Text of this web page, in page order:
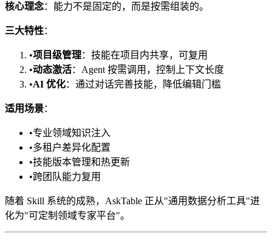
核心理念：能力不是固定的，而是按需组装的。
三大特性：
•项目级管理：技能在项目内共享，可复用
•动态激活：Agent 按需调用，控制上下文长度
•AI 优化：通过对话完善技能，降低编辑门槛
适用场景：
•专业领域知识注入
•多租户差异化配置
•技能版本管理和热更新
•跨团队能力复用
随着 Skill 系统的成熟，AskTable 正从"通用数据分析工具"进
化为"可定制领域专家平台"。